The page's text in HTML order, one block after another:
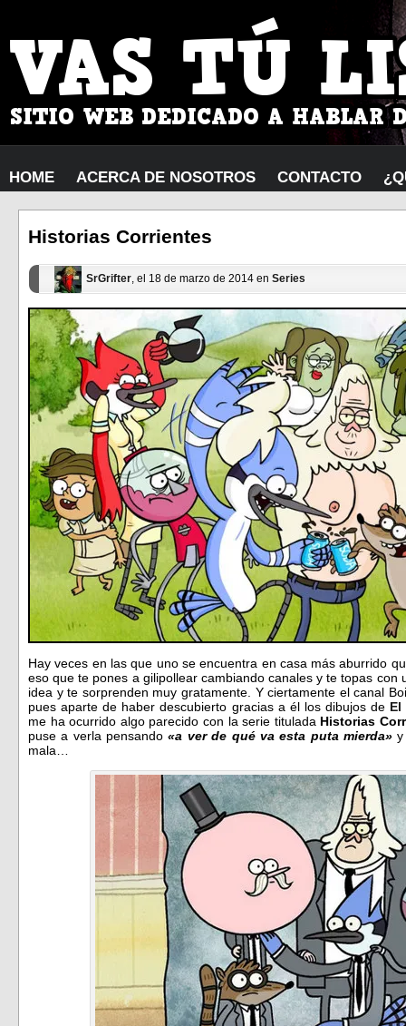
HOME ACERCA DE NOSOTROS CONTACTO
Historias Corrientes
SrGrifter, el 18 de marzo de 2014 en Series
Hay veces en las que uno se encuentra en casa más aburrido
eso que te pones a gilipollear cambiando canales y te topas
idea y te sorprenden muy gratamente. Y ciertamente el canal
pues aparte de haber descubierto gracias a él los dibujos de El
me ha ocurrido algo parecido con la serie titulada Historias
puse a verla pensando«a ver de qué va esta puta mierda» y
mala…